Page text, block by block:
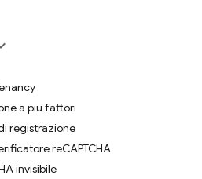
a più fattori
registrazione
reCAPTCHA
invisibile